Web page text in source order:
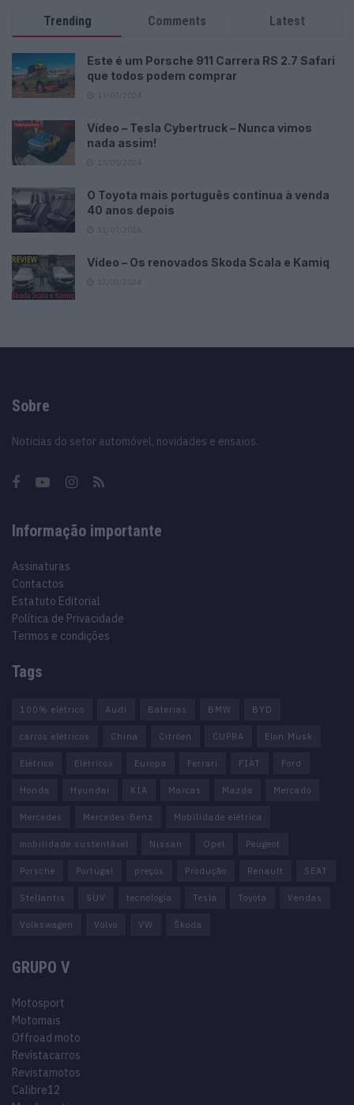
Trending Comments Latest
Este é um Porsche 911 Carrera RS 2.7 Safari
que todos podem comprar
Vídeo – Tesla Cybertruck – Nunca vimos
nada assim!
O Toyota mais português continua à venda
40 anos depois
Vídeo – Os renovados Skoda Scala e Kamiq
Sobre
Noticias do setor automóvel, novidades e ensaios.
Informação importante
Assinaturas
Contactos
Estatuto Editorial
Política de Privacidade
Termos e condições
Tags
100% elétrico Audi Baterias BMW BYD
carros elétricos China Citröen CUPRA Elon Musk
Elétrico Elétricos Europa Ferrari FIAT Ford
Honda Hyundai KIA Marcas Mazda Mercado
Mercedes Mercedes-Benz Mobilidade elétrica
mobilidade sustentável Nissan Opel Peugeot
Porsche Portugal preços Produção Renault SEAT
Stellantis SUV tecnologia Tesla Toyota Vendas
Volkswagen Volvo VW Škoda
GRUPO V
Motosport
Motomais
Offroad moto
Revistacarros
Revistamotos
Calibre12